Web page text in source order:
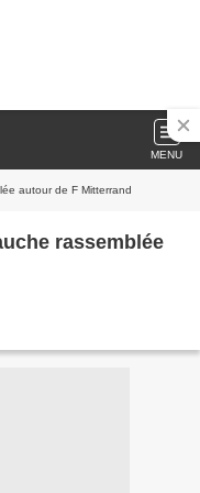
MENU
autour de F Mitterrand
rassemblée